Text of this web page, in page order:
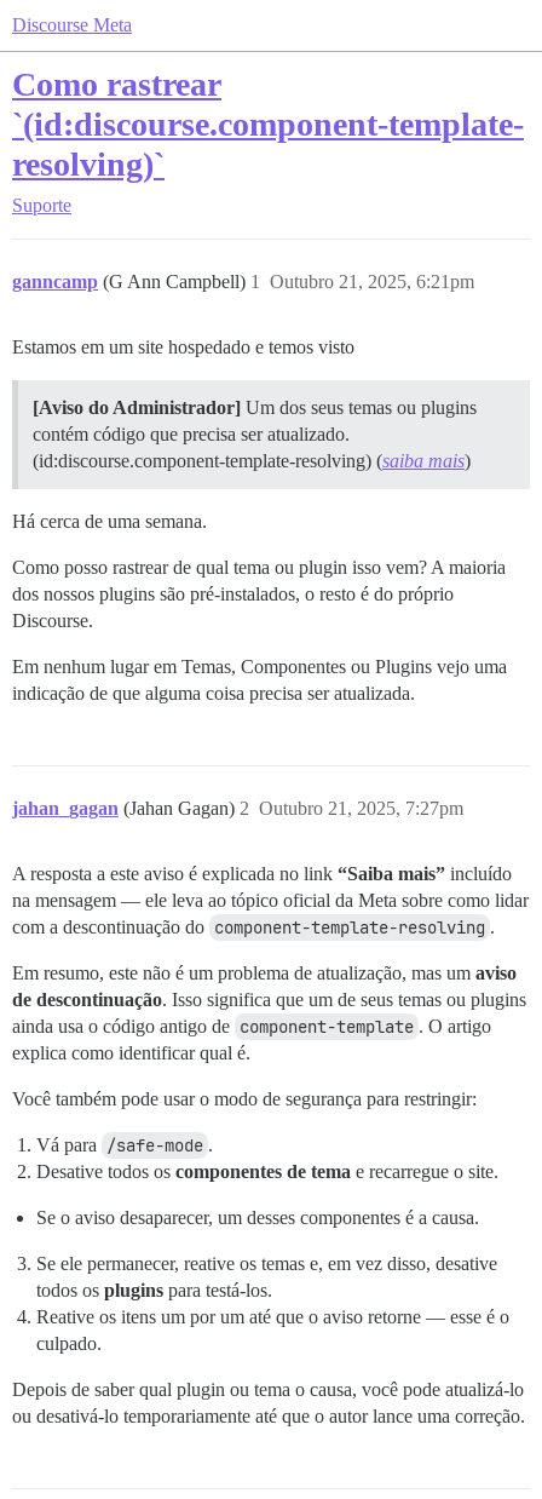
Discourse Meta
Como rastrear
`(id:discourse.component-template-
resolving)`
Suporte
ganncamp (G Ann Campbell) Outubro 21, 2025, 6:21pm
1
Estamos em um site hospedado e temos visto
[Aviso do Administrador] Um dos seus temas ou plugins
contém código que precisa ser atualizado.
(id:discourse.component-template-resolving) (saiba mais)
Há cerca de uma semana.
Como posso rastrear de qual tema ou plugin isso vem? A maioria
dos nossos plugins são pré-instalados, o resto é do próprio
Discourse.
Em nenhum lugar em Temas, Componentes ou Plugins vejo uma
indicação de que alguma coisa precisa ser atualizada.
jahan_gagan (Jahan Gagan) Outubro 21, 2025, 7:27pm
2
A resposta a este aviso é explicada no link “Saiba mais” incluído
na mensagem — ele leva ao tópico oficial da Meta sobre como lidar
com a descontinuação do component-template-resolving .
Em resumo, este não é um problema de atualização, mas um aviso
de descontinuação. Isso significa que um de seus temas ou plugins
ainda usa o código antigo de component-template . O artigo
explica como identificar qual é.
Você também pode usar o modo de segurança para restringir:
Vá para /safe-mode .
Desative todos os componentes de tema e recarregue o site.
Se o aviso desaparecer, um desses componentes é a causa.
Se ele permanecer, reative os temas e, em vez disso, desative
todos os plugins para testá-los.
Reative os itens um por um até que o aviso retorne — esse é o
culpado.
Depois de saber qual plugin ou tema o causa, você pode atualizá-lo
ou desativá-lo temporariamente até que o autor lance uma correção.